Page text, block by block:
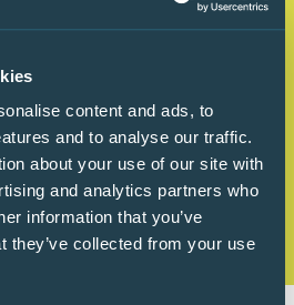
content and ads, to
and to analyse our traffic.
about your use of our site with
and analytics partners who
information that you’ve
they’ve collected from your use
käyttämään Opeportaalia
kertaa
käyttänyt Opeportaalia